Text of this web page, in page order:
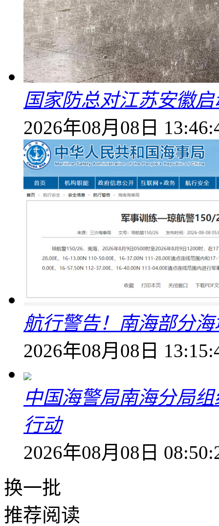
国家防总对江苏安徽
2026年08月08日
航行警告！南海部分
2026年08月08日
中国海警局南海分局
行动
2026年08月08日
换一批
推荐阅读